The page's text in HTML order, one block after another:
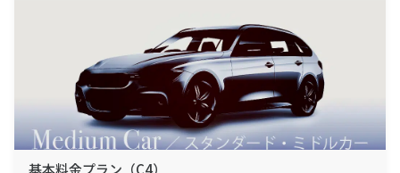
基本料金プラン（C4）